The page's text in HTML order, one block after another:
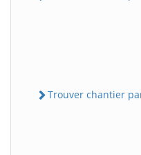
Trouver chantier